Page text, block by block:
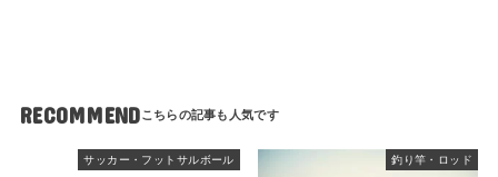
RECOMMEND
サッカー・フットサルボール 釣り竿・ロッド